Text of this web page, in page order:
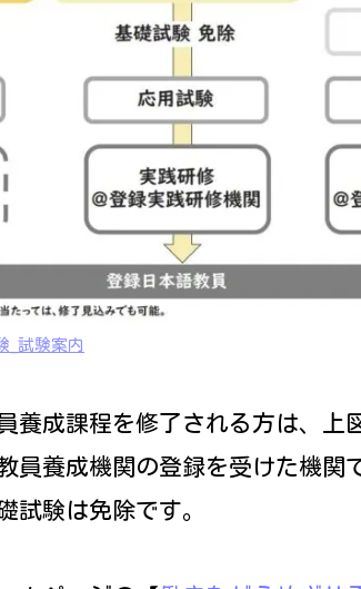
_試験案内
養成課程を修了される方は、上
員養成機関の登録を受けた機関
試験は免除です。